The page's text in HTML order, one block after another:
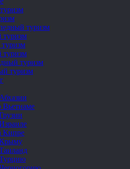
туризм
туризм
туризм
Вьетнаме
Кипре